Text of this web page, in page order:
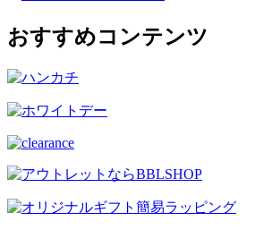
おすすめコンテンツ